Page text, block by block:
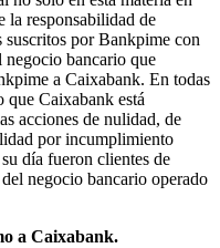
la responsabilidad de
por Bankpime con
negocio bancario que
a Caixabank. En todas
que Caixabank está
acciones de nulidad, de
por incumplimiento
día fueron clientes de
negocio bancario operado
a Caixabank.